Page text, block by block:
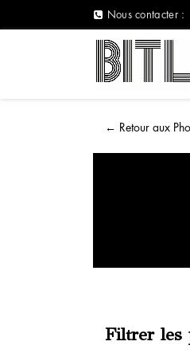
Nous contacter :
← Retour aux
Filtrer les